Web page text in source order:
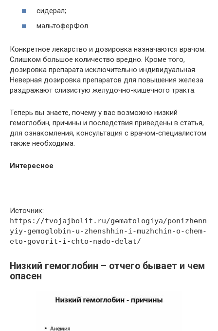
сидерал;
мальтоферФол.
Конкретное лекарство и дозировка назначаются врачом.
Слишком большое количество вредно. Кроме того,
дозировка препарата исключительно индивидуальная.
Неверная дозировка препаратов для повышения железа
раздражают слизистую желудочно-кишечного тракта.
Теперь вы знаете, почему у вас возможно низкий
гемоглобин, причины и последствия приведены в статья,
для ознакомления, консультация с врачом-специалистом
также необходима.
Интересное
Источник:
https://tvojajbolit.ru/gematologiya/ponizhenn
yiy-gemoglobin-u-zhenshhin-i-muzhchin-o-chem-
eto-govorit-i-chto-nado-delat/
Низкий гемоглобин – отчего бывает и чем
опасен